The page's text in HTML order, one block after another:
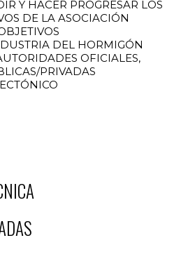
Y HACER PROGRESAR LOS
DE LA ASOCIACIÓN
DEL HORMIGÓN
OFICIALES,
PRIVADAS